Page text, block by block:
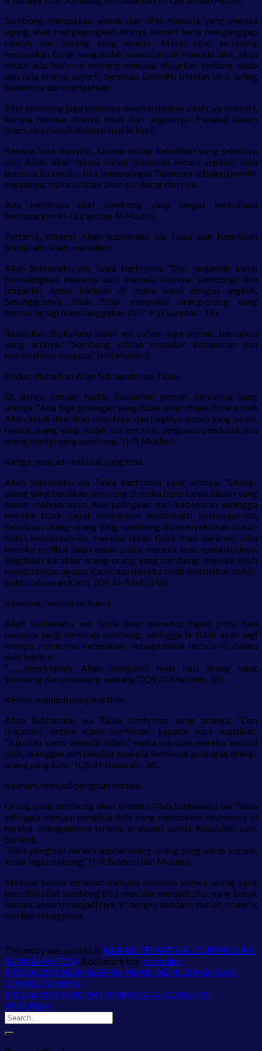
Sombong merupakan watak dan sifat manusia yang merasa
agung atau mengagungkan dirinya sendiri serta menganggap
rendah dan kurang yang lainnya. Meski sifat sombong
merupakan fitrah yang sudah muncul sejak manusia lahir, akan
tetapi ada baiknya seorang manusia diajarkan tentang adab
dan tata krama, seperti bersikap tawadhu (rendah diri), saling
menerima dan memaafkan.
Sifat sombong juga biasanya disertai dengan sifat riya (pamer),
karena merasa dirinya lebih dari segalanya. Padahal dalam
Islam, riya masuk dalam musyrik kecil.
Kenapa bisa musyrik, karena setiap kelebihan yang sejatinya
dari Allah, akan tetapi malah diakuisisi secara sepihak oleh
manusia itu sendiri. Jika ia mengingat Tuhannya sebagai pemilik
segalanya, maka ia tidak akan sombong dan riya.
Ada beberapa sifat sombong yang sangat berbahaya
berdasarkan Al-Qur’an dan Al-Hadits.
Pertama, dibenci Allah Subhanahu wa Ta’ala dan Rasulullah
Shallallahu ‘alaihi wa sallam.
Allah Subhanahu wa Ta’ala berfirman, “Dan janganlah kamu
memalingkan mukamu dari manusia (karena sombong) dan
janganlah kamu berjalan di muka bumi dengan angkuh.
Sesungguhnya Allah tidak menyukai orang-orang yang
sombong lagi membanggakan diri. ” (QS Luqman : 18).
Rasulullah Shallallahu ‘alaihi wa sallam juga pernah bersabda
yang artinya, “Sombong adalah menolak kebenaran dan
meremehkan manusia.” (HR Muslim).
Kedua, diabaikan Allah Subhanahu wa Ta’ala.
Di dalam sebuah hadis, Rasulullah pernah bersabda yang
artinya, “Ada tiga golongan yang tidak akan diajak bicara oleh
Allah, tidak disucikan oleh-Nya, dan baginya adzab yang pedih,
(yaitu) orang yang sudah tua berzina, penguasa pendusta dan
orang miskin yang sombong.” (HR Muslim).
Ketiga, menjadi makhluk yang hina.
Allah Subhanahu wa Ta’ala berfirman yang artinya, “Orang-
orang yang bersikap sombong di muka bumi tanpa alasan yang
benar, mereka akan Aku palingkan dari kebenaran sehingga
mereka tidak dapat memahami bukti-bukti kekuasaan-Ku.
Sekalipun orang-orang yang sombong itu menyaksikan bukti-
bukti kekuasaan-Ku, mereka tetap tidak mau beriman. Jika
mereka melihat jalan sesat justru mereka mau mengikutinya.
Begitulah karakter orang-orang yang sombong, mereka telah
mendustakan agama Kami, dan mereka telah melalaikan bukti-
bukti kekuasan Kami.” (QS Al-A’raf : 146).
Keempat, hatinya terkunci.
Allah Subhanahu wa Ta’ala akan menutup rapat pintu hati
manusia yang bersikap sombong, sehingga ia tidak akan lagi
mampu menerima kebenaran, sebagaimana tertulis di dalam
dalil berikut:
“…….demikianlah Allah mengunci mati hati orang yang
sombong dan sewenang-wenang.” (QS Al-Mukmin : 35).
Kelima, menjadi pengikut Iblis.
Allah Subhanahu wa Ta’ala berfirman yang artinya, “Dan
(ingatlah) ketika Kami berfirman kepada para malaikat:
“Sujudlah kamu kepada Adam,” maka sujudlah mereka kecuali
Iblis, ia enggan dan takabur maka ia termasuk golongan orang-
orang yang kafir.” (QS Al-Baqarah : 34).
Keenam, menjadi penghuni neraka.
Orang yang sombong akan dibenci Allah Subhanahu wa Ta’ala
sehingga menjadi pengikut iblis yang mendekam selamanya di
neraka, sebagaimana tertulis di dalam sabda Rasulullah saw.
berikut,
”Para penghuni neraka adalah orang-orang yang keras kepala,
kasar lagi sombong.” (HR Bukhari dan Muslim).
Maksud hadits tersebut menjadi penanda bahwa orang yang
memiliki sifat sombong bisa menjalar menjadi sifat yang buruk
lainnya, seperti menjadi riya, iri dengki, dendam, sum’ah, musyrik
dan lain sebagainya.
This entry was posted in KAJIAN TEMATIS AL-QUR’AN & AS-
SUNNAH (KTQS). Bookmark thepermalink.
KTQS # 2072 KESHALEHAN ANAK , KEMULIAAN BAGI
ORANG TUANYA
KTQS # 2074 HUKUM MEMBACA AL-QURAN DI
KUBURAN